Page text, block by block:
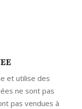
et utilise des
ne sont pas
pas vendues à